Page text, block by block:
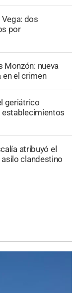
dos
por
Monzón: nueva
el crimen
geriátrico
establecimientos
atribuyó el
clandestino